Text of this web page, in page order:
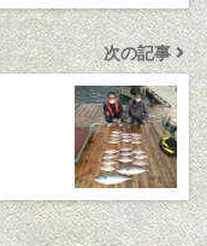
次の記事